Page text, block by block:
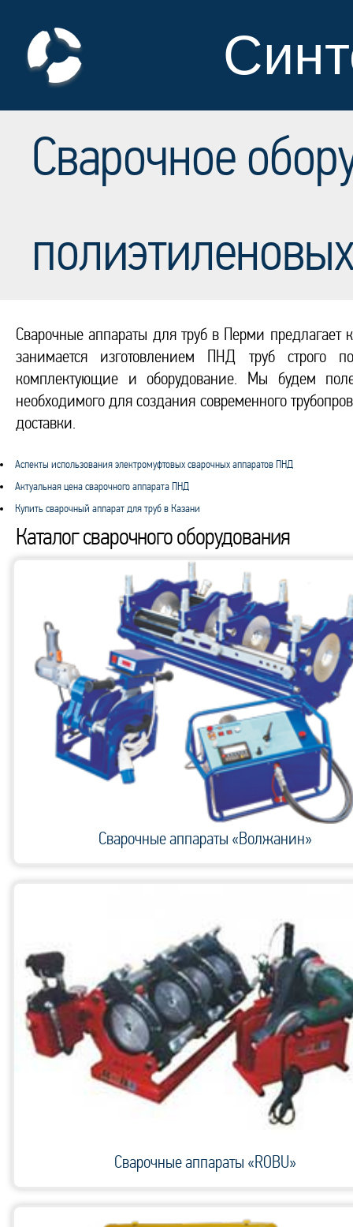
Сварочное
Сварочные аппараты для труб в Перми предлагает
занимается изготовлением ПНД труб строго
комплектующие и оборудование. Мы будем
необходимого для создания современного
доставки.
Аспекты использования электромуфтовых сварочных аппаратов ПНД
Актуальная цена сварочного аппарата ПНД
Купить сварочный аппарат для труб в Казани
Каталог сварочного оборудования
Сварочные аппараты «Волжанин»
Сварочные аппараты «ROBU»